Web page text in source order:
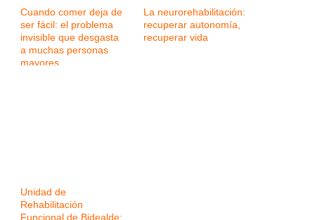
Cuando comer deja de
ser fácil: el problema
invisible que desgasta
a muchas personas
mayores
La neurorehabilitación:
recuperar autonomía,
recuperar vida
Unidad de
Rehabilitación
Funcional de Bidealde: